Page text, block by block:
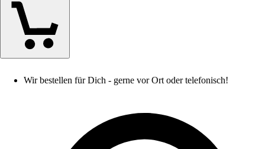
Wir bestellen für Dich - gerne vor Ort oder telefonisch!